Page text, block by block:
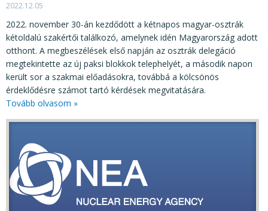
2022.12.05
2022. november 30-án kezdődött a kétnapos magyar-osztrák
kétoldalú szakértői találkozó, amelynek idén Magyarország adott
otthont. A megbeszélések első napján az osztrák delegáció
megtekintette az új paksi blokkok telephelyét, a második napon
került sor a szakmai előadásokra, továbbá a kölcsönös
érdeklődésre számot tartó kérdések megvitatására.
Tovább olvasom »